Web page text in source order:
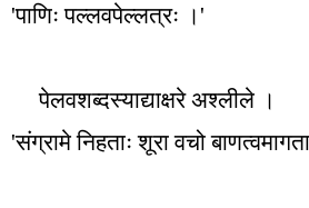
'पाणिः पल्लवपेल्लत्रः । '
पेलवशब्दस्याद्याक्षरे अश्लीले ।
'संग्रामे निहताः शूरा वचो